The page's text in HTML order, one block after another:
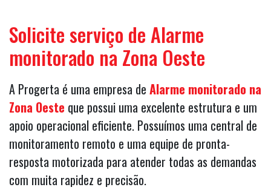
Solicite serviço de Alarme
monitorado na Zona Oeste
A Progerta é uma empresa de Alarme monitorado na
Zona Oeste que possui uma excelente estrutura e um
apoio operacional eficiente. Possuímos uma central de
monitoramento remoto e uma equipe de pronta-
resposta motorizada para atender todas as demandas
com muita rapidez e precisão.